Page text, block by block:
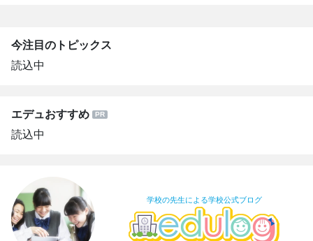
今注目のトピックス
読込中
エデュおすすめ
読込中
学校の先生による学校公式ブログ